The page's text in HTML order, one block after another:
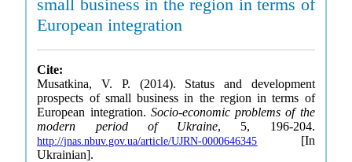
small business in the region in terms of
European integration
Cite:
Musatkina, V. P. (2014). Status and development
prospects of small business in the region in terms of
European integration. Socio-economic problems of the
modern period of Ukraine, 5, 196-204.
http://jnas.nbuv.gov.ua/article/UJRN-0000646345 [In
Ukrainian].